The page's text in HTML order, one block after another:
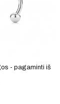
- pagaminti iš